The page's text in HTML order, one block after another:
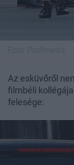
Az esküvőről
filmbéli
felesége: